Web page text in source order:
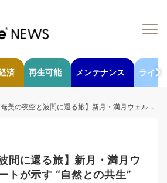
済 再生可能 メンテナンス ライフ
奄美の夜空と波間に還る旅】新月・満月ウェルネスリトリートが示す “自然との共生”
間に還る旅】新月・満月ウ
トが示す “自然との共生”